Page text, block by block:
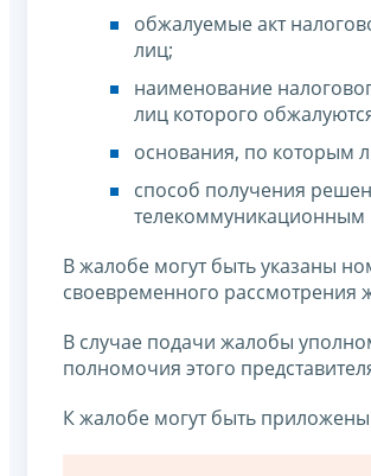
обжалуемые акт
лиц;
наименование
лиц которого
основания, по которым
способ получения
телекоммуникационным
В жалобе могут быть указаны
своевременного рассмотрения
В случае подачи жалобы
полномочия этого
К жалобе могут быть